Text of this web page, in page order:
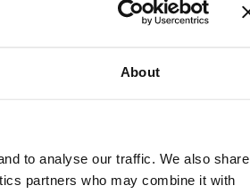
About
to analyse our traffic. We also share
partners who may combine it with